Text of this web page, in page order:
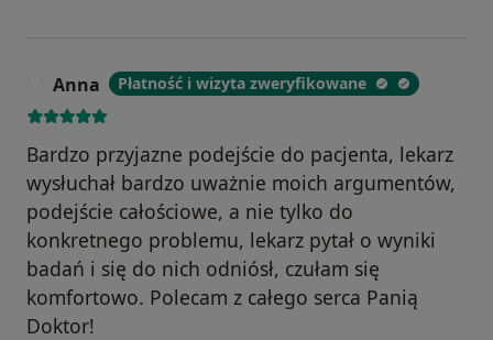
Anna Płatność i wizyta zweryfikowane
Bardzo przyjazne podejście do pacjenta, lekarz
wysłuchał bardzo uważnie moich argumentów,
podejście całościowe, a nie tylko do
konkretnego problemu, lekarz pytał o wyniki
badań i się do nich odniósł, czułam się
komfortowo. Polecam z całego serca Panią
Doktor!